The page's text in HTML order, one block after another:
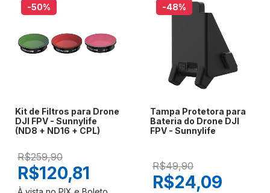
-50%
Kit de Filtros para Drone
DJI FPV - Sunnylife
(ND8 + ND16 + CPL)
R$259,90
R$120,81
-48%
Tampa Protetora para
Bateria do Drone DJI
FPV - Sunnylife
R$49,90
R$24,09